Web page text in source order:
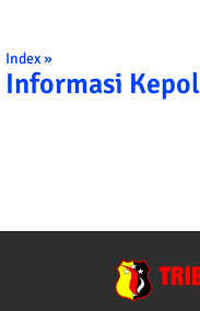
Index »
Informasi